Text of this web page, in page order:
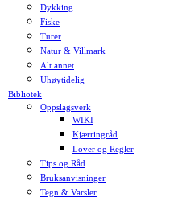
Dykking
Fiske
Turer
Natur & Villmark
Alt annet
Uhøytidelig
Bibliotek
Oppslagsverk
WIKI
Kjærringråd
Lover og Regler
Tips og Råd
Bruksanvisninger
Tegn & Varsler